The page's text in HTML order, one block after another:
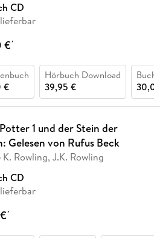
CD
€*
€
Hörbuch Download
39,95 €
Buch
1 und der Stein der
Gelesen von Rufus Beck
K. Rowling, J.K. Rowling
CD
*